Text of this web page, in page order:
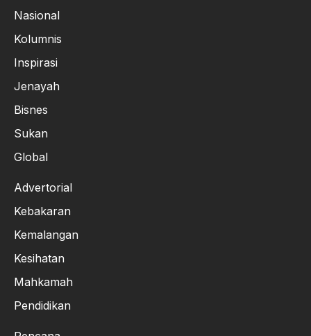
Nasional
Kolumnis
Inspirasi
Jenayah
Bisnes
Sukan
Global
Advertorial
Kebakaran
Kemalangan
Kesihatan
Mahkamah
Pendidikan